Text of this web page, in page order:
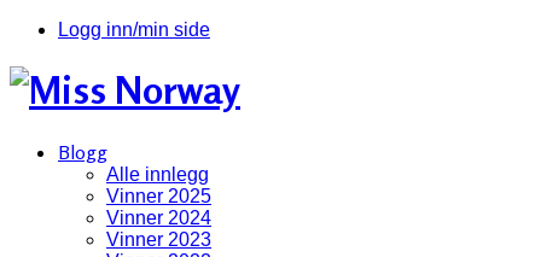
Logg inn/min side
Blogg
Alle innlegg
Vinner 2025
Vinner 2024
Vinner 2023